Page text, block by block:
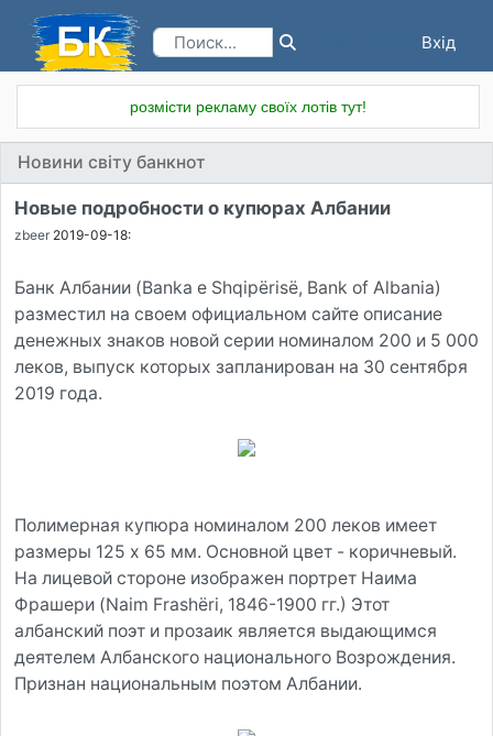
Вхід
розмісти рекламу своїх лотів тут!
Новини світу банкнот
Новые подробности о купюрах Албании
zbeer 2019-09-18:
Банк Албании (Banka e Shqipёrisё, Bank of Albania)
разместил на своем официальном сайте описание
денежных знаков новой серии номиналом 200 и 5 000
леков, выпуск которых запланирован на 30 сентября
2019 года.
Полимерная купюра номиналом 200 леков имеет
размеры 125 x 65 мм. Основной цвет - коричневый.
На лицевой стороне изображен портрет Наима
Фрашери (Naim Frashëri, 1846-1900 гг.) Этот
албанский поэт и прозаик является выдающимся
деятелем Албанского национального Возрождения.
Признан национальным поэтом Албании.